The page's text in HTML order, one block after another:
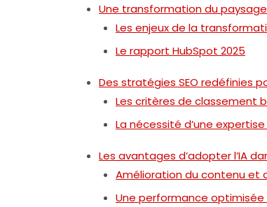
Une transformation du paysage
Les enjeux de la
Le rapport HubSpot 2025
Des stratégies SEO redéfinies
Les critères de classement
La nécessité d’une
Les avantages d’adopter l’IA
Amélioration du contenu et
Une performance